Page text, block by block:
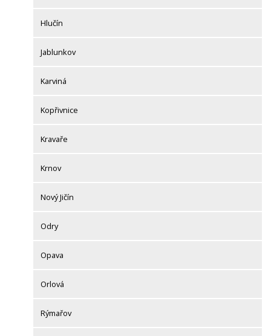
Hlučín
Jablunkov
Karviná
Kopřivnice
Kravaře
Krnov
Nový Jičín
Odry
Opava
Orlová
Rýmařov